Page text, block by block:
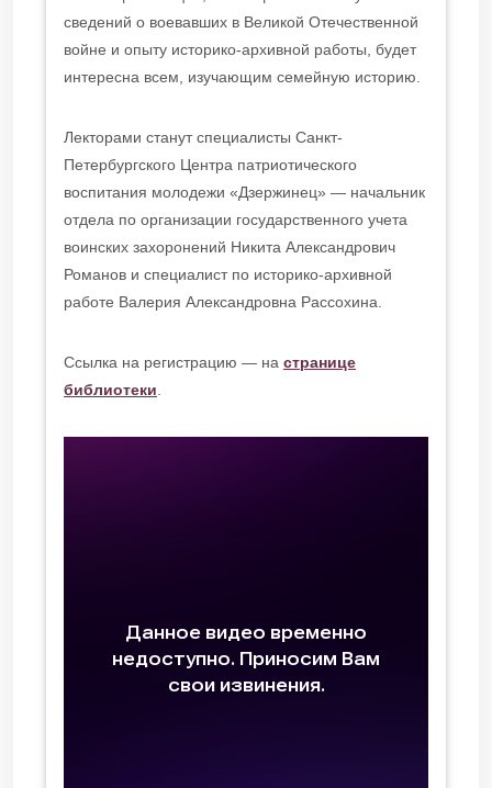
сведений о воевавших в Великой Отечественной
войне и опыту историко-архивной работы, будет
интересна всем, изучающим семейную историю.
Лекторами станут специалисты Санкт-
Петербургского Центра патриотического
воспитания молодежи «Дзержинец» — начальник
отдела по организации государственного учета
воинских захоронений Никита Александрович
Романов и специалист по историко-архивной
работе Валерия Александровна Рассохина.
Ссылка на регистрацию — на странице
библиотеки